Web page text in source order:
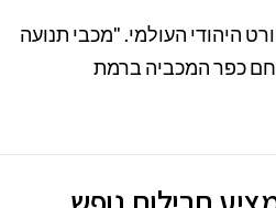
היהודי העולמי. "מכבי תנועה
כפר המכביה ברמת